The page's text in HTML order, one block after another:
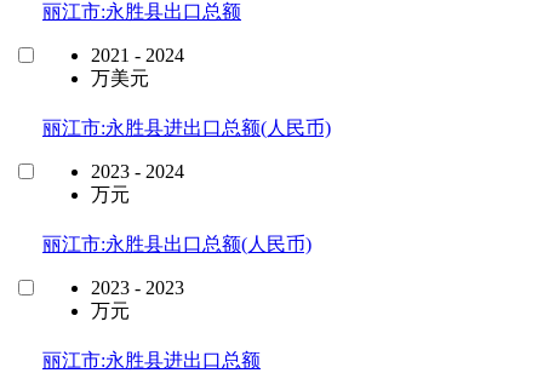
丽江市:永胜县出口总额
2021 - 2024
万美元
丽江市:永胜县进出口总额(人民币)
2023 - 2024
万元
丽江市:永胜县出口总额(人民币)
2023 - 2023
万元
丽江市:永胜县进出口总额